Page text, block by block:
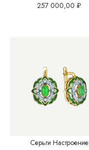
257 000,00 ₽
Серьги Настроение